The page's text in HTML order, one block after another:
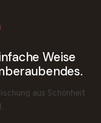
Weise
aus Schönheit